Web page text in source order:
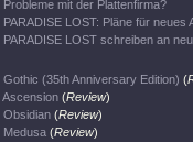
Probleme mit der Plattenfirma?
PARADISE LOST: Pläne für neues
PARADISE LOST schreiben an
Gothic (35th Anniversary Edition) (
Ascension (Review)
Obsidian (Review)
Medusa (Review)